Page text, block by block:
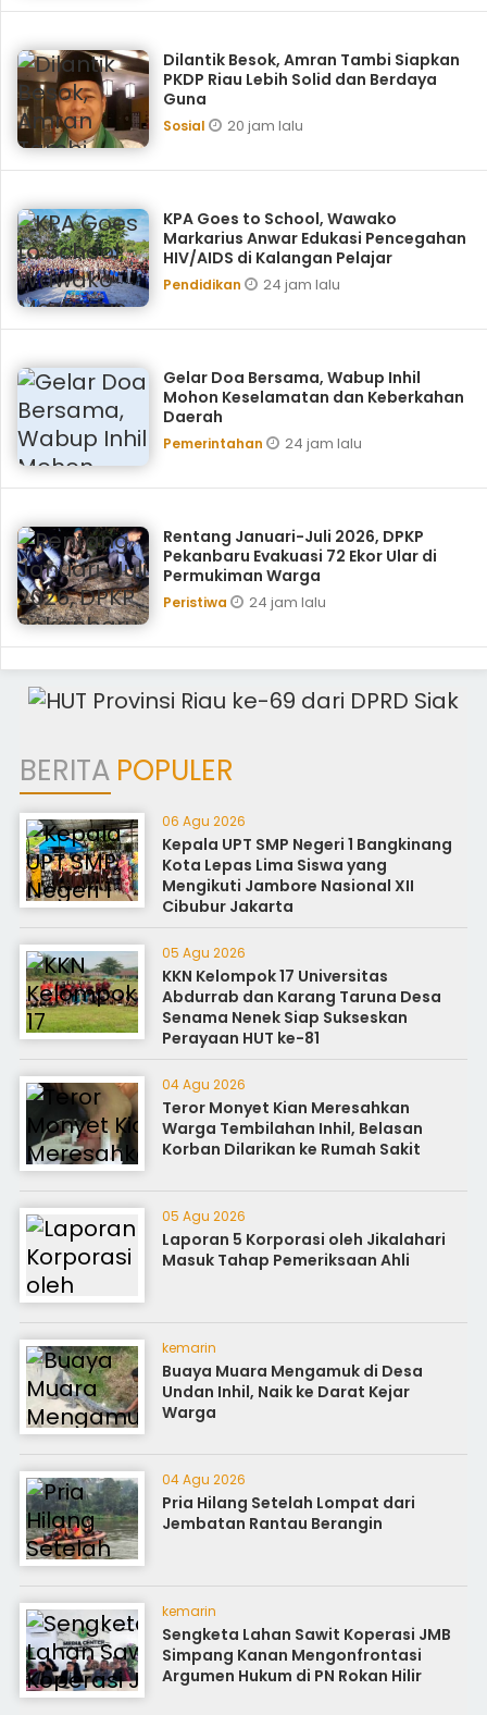
Dilantik Besok, Amran Tambi Siapkan
PKDP Riau Lebih Solid dan Berdaya
Guna
Sosial 20 jam lalu
KPA Goes to School, ‎Wawako
Markarius Anwar Edukasi Pencegahan
HIV/AIDS di Kalangan Pelajar
Pendidikan 24 jam lalu
Gelar Doa Bersama, Wabup Inhil
Mohon Keselamatan dan Keberkahan
Daerah
Pemerintahan 24 jam lalu
Rentang Januari-Juli 2026, DPKP
Pekanbaru Evakuasi 72 Ekor Ular di
Permukiman Warga
Peristiwa 24 jam lalu
BERITA POPULER
06 Agu 2026
Kepala UPT SMP Negeri 1 Bangkinang
Kota Lepas Lima Siswa yang
Mengikuti Jambore Nasional XII
Cibubur Jakarta
05 Agu 2026
KKN Kelompok 17 Universitas
Abdurrab dan Karang Taruna Desa
Senama Nenek Siap Sukseskan
Perayaan HUT ke-81
04 Agu 2026
Teror Monyet Kian Meresahkan
Warga Tembilahan Inhil, Belasan
Korban Dilarikan ke Rumah Sakit
05 Agu 2026
Laporan 5 Korporasi oleh Jikalahari
Masuk Tahap Pemeriksaan Ahli
kemarin
Buaya Muara Mengamuk di Desa
Undan Inhil, Naik ke Darat Kejar
Warga
04 Agu 2026
Pria Hilang Setelah Lompat dari
Jembatan Rantau Berangin
kemarin
Sengketa Lahan Sawit Koperasi JMB
Simpang Kanan Mengonfrontasi
Argumen Hukum di PN Rokan Hilir